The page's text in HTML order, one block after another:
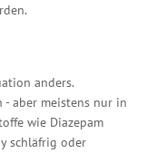
anders.
aber meistens nur in
wie Diazepam
schläfrig oder